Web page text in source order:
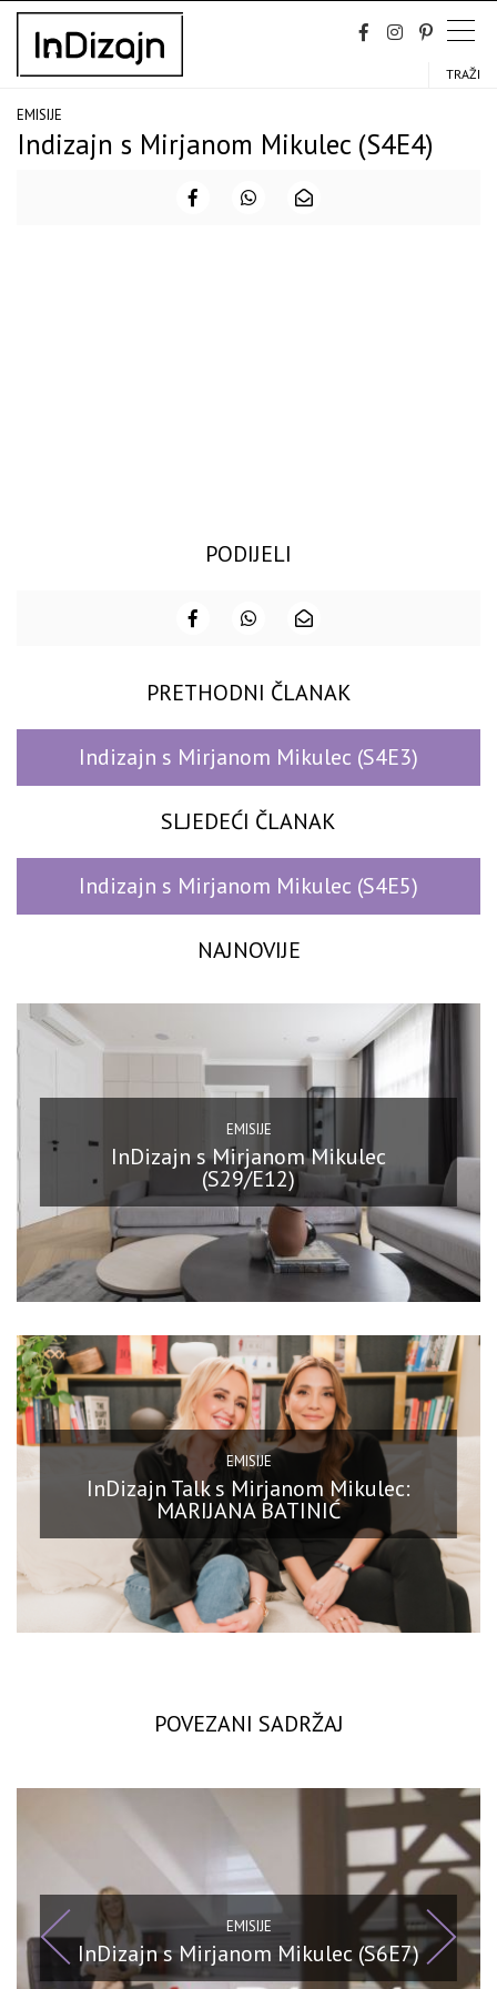
Skip
content
TRAŽI
EMISIJE
Indizajn s Mirjanom Mikulec (S4E4)
PODIJELI
PRETHODNI ČLANAK
Indizajn s Mirjanom Mikulec (S4E3)
SLJEDEĆI ČLANAK
Indizajn s Mirjanom Mikulec (S4E5)
NAJNOVIJE
EMISIJE
InDizajn s Mirjanom Mikulec
(S29/E12)
EMISIJE
InDizajn Talk s Mirjanom Mikulec:
MARIJANA BATINIĆ
POVEZANI SADRŽAJ
EMISIJE
InDizajn s Mirjanom Mikulec (S6E7)